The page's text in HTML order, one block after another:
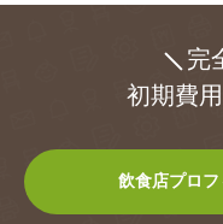
完
初期費
飲食店プロ